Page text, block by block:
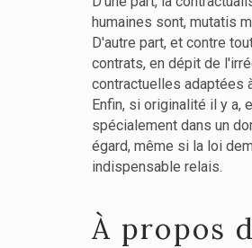
humaines sont, mutatis
D'autre part, et contre
contrats, en dépit de
contractuelles adaptées
Enfin, si originalité il y a,
spécialement dans un
égard, même si la loi
indispensable relais.
À propos